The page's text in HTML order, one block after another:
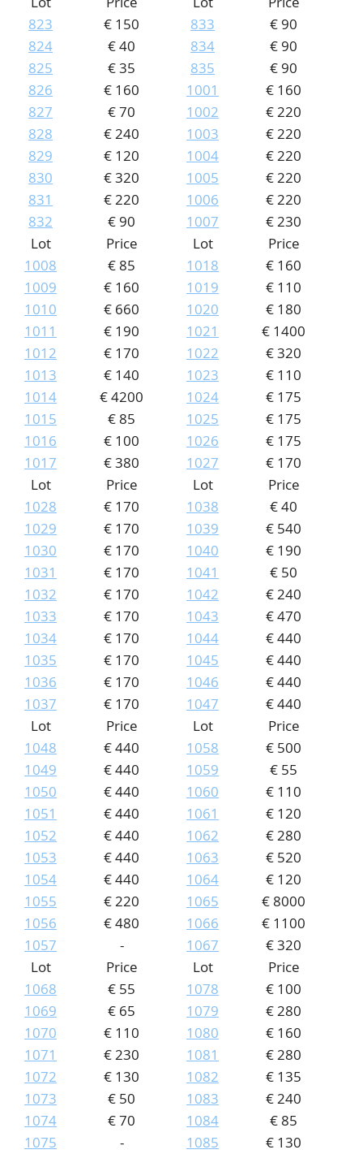
823
€ 150
824
€ 40
825
€ 35
826
€ 160
827
€ 70
828
€ 240
829
€ 120
830
€ 320
831
€ 220
832
€ 90
833
€ 90
834
€ 90
835
€ 90
1001
€ 160
1002
€ 220
1003
€ 220
1004
€ 220
1005
€ 220
1006
€ 220
1007
€ 230
Lot
Price
1008
€ 85
1009
€ 160
1010
€ 660
1011
€ 190
1012
€ 170
1013
€ 140
1014
€ 4200
1015
€ 85
1016
€ 100
1017
€ 380
Lot
Price
1018
€ 160
1019
€ 110
1020
€ 180
1021
€ 1400
1022
€ 320
1023
€ 110
1024
€ 175
1025
€ 175
1026
€ 175
1027
€ 170
Lot
Price
1028
€ 170
1029
€ 170
1030
€ 170
1031
€ 170
1032
€ 170
1033
€ 170
1034
€ 170
1035
€ 170
1036
€ 170
1037
€ 170
Lot
Price
1038
€ 40
1039
€ 540
1040
€ 190
1041
€ 50
1042
€ 240
1043
€ 470
1044
€ 440
1045
€ 440
1046
€ 440
1047
€ 440
Lot
Price
1048
€ 440
1049
€ 440
1050
€ 440
1051
€ 440
1052
€ 440
1053
€ 440
1054
€ 440
1055
€ 220
1056
€ 480
1057
-
Lot
Price
1058
€ 500
1059
€ 55
1060
€ 110
1061
€ 120
1062
€ 280
1063
€ 520
1064
€ 120
1065
€ 8000
1066
€ 1100
1067
€ 320
Lot
Price
1068
€ 55
1069
€ 65
1070
€ 110
1071
€ 230
1072
€ 130
1073
€ 50
1074
€ 70
1075
-
Lot
Price
1078
€ 100
1079
€ 280
1080
€ 160
1081
€ 280
1082
€ 135
1083
€ 240
1084
€ 85
1085
€ 130